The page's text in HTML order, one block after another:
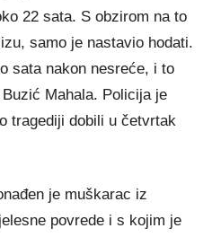
22 sata. S obzirom na to
samo je nastavio hodati.
sata nakon nesreće, i to
Mahala. Policija je
tragediji dobili u četvrtak
je muškarac iz
povrede i s kojim je